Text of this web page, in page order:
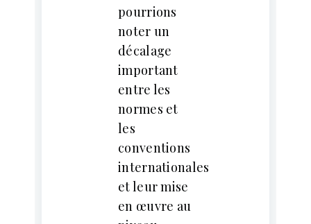
pourrions
noter un
décalage
important
entre les
normes et
les
conventions
internationales
et leur mise
en œuvre au